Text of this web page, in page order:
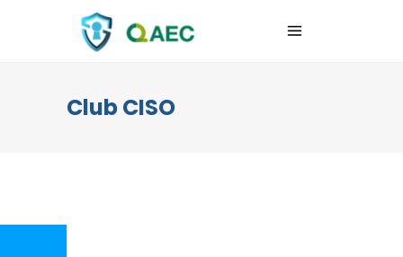
Club CISO